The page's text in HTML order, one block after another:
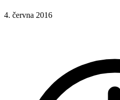
4. června 2016